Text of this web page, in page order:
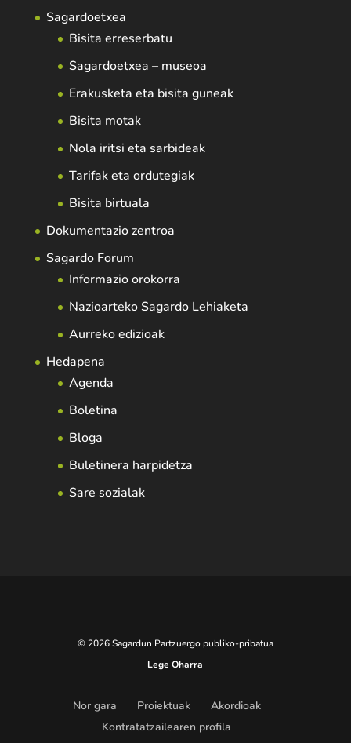
Sagardoetxea
Bisita erreserbatu
Sagardoetxea – museoa
Erakusketa eta bisita guneak
Bisita motak
Nola iritsi eta sarbideak
Tarifak eta ordutegiak
Bisita birtuala
Dokumentazio zentroa
Sagardo Forum
Informazio orokorra
Nazioarteko Sagardo Lehiaketa
Aurreko edizioak
Hedapena
Agenda
Boletina
Bloga
Buletinera harpidetza
Sare sozialak
© 2026 Sagardun Partzuergo publiko-pribatua
Lege Oharra
Nor gara Proiektuak
Akordioak
Kontratatzailearen profila